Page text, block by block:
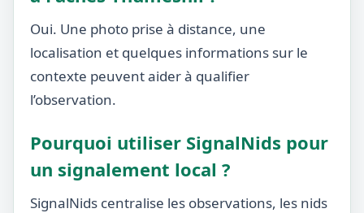
Oui. Une photo prise à distance, une
localisation et quelques informations sur le
contexte peuvent aider à qualifier
l’observation.
Pourquoi utiliser SignalNids pour
un signalement local ?
SignalNids centralise les observations, les nids